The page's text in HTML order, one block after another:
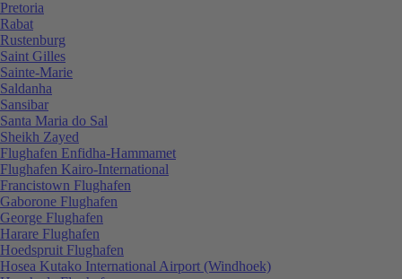
Pretoria
Rabat
Rustenburg
Saint Gilles
Sainte-Marie
Saldanha
Sansibar
Santa Maria do Sal
Sheikh Zayed
Flughafen Enfidha-Hammamet
Flughafen Kairo-International
Francistown Flughafen
Gaborone Flughafen
George Flughafen
Harare Flughafen
Hoedspruit Flughafen
Hosea Kutako International Airport (Windhoek)